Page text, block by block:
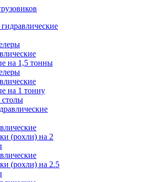
на 1,5 тонны
на 1 тонну
(рохли) на 2
(рохли) на 2.5